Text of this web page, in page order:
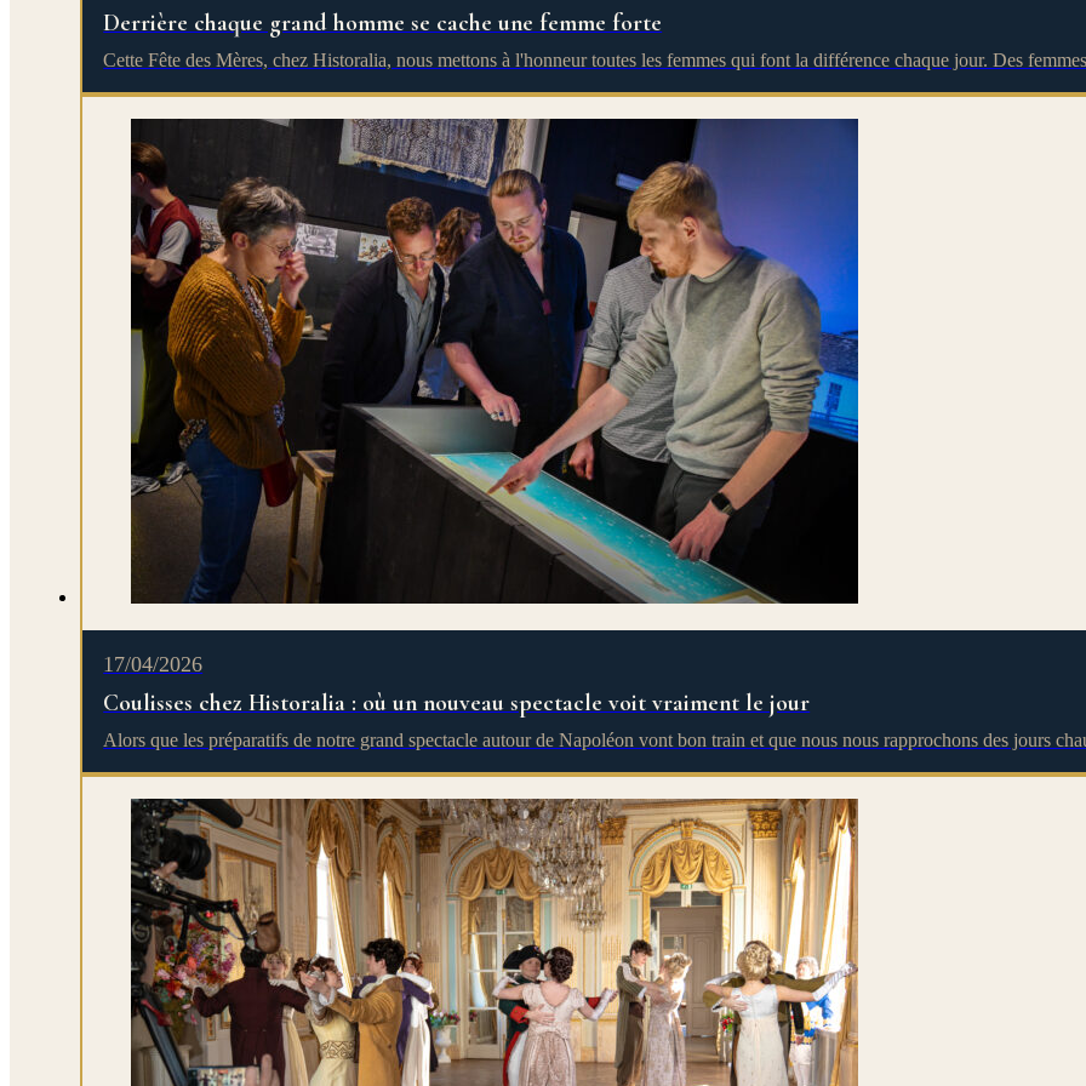
Derrière chaque grand homme se cache une femme forte
Cette Fête des Mères, chez Historalia, nous mettons à l'honneur toutes les femmes qui font la différence chaque jour. Des
17/04/2026
Coulisses chez Historalia : où un nouveau spectacle voit vraiment le jour
Alors que les préparatifs de notre grand spectacle autour de Napoléon vont bon train et que nous nous rapprochons des jours